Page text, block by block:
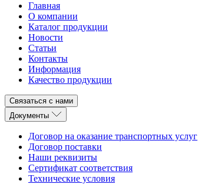
Главная
О компании
Каталог продукции
Новости
Статьи
Контакты
Информация
Качество продукции
Связаться с нами
Документы
Договор на оказание транспортных услуг
Договор поставки
Наши реквизиты
Сертификат соответствия
Технические условия